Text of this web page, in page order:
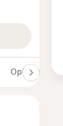
Opiniones (3)